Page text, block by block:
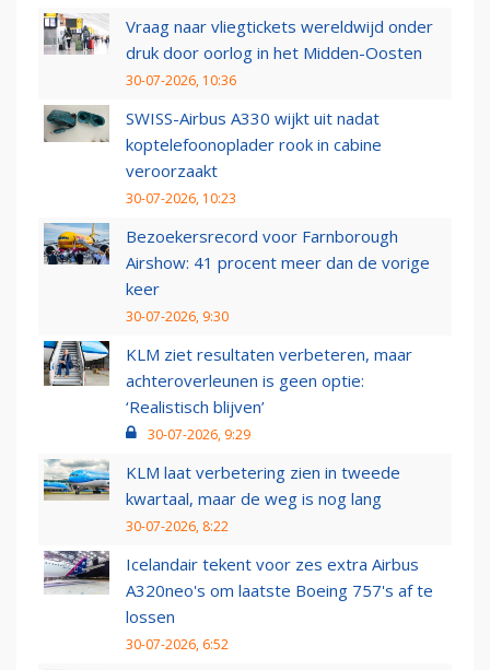
Vraag naar vliegtickets wereldwijd onder
druk door oorlog in het Midden-Oosten
30-07-2026, 10:36
SWISS-Airbus A330 wijkt uit nadat
koptelefoonoplader rook in cabine
veroorzaakt
30-07-2026, 10:23
Bezoekersrecord voor Farnborough
Airshow: 41 procent meer dan de vorige
keer
30-07-2026, 9:30
KLM ziet resultaten verbeteren, maar
achteroverleunen is geen optie:
‘Realistisch blijven’
30-07-2026, 9:29
KLM laat verbetering zien in tweede
kwartaal, maar de weg is nog lang
30-07-2026, 8:22
Icelandair tekent voor zes extra Airbus
A320neo's om laatste Boeing 757's af te
lossen
30-07-2026, 6:52